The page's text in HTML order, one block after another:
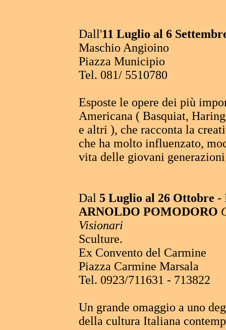
Dall'11 Luglio al 6
Maschio Angioino
Piazza Municipio
Tel. 081/ 5510780
Esposte le opere dei più
Americana ( Basquiat,
e altri ), che racconta la
che ha molto influenzato,
vita delle giovani
Dal 5 Luglio al 26 Ottobre -
ARNOLDO POMODORO
Visionari
Sculture.
Ex Convento del Carmine
Piazza Carmine Marsala
Tel. 0923/711631 - 713822
Un grande omaggio a uno
della cultura Italiana